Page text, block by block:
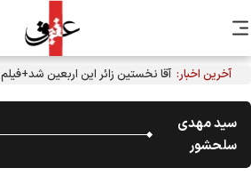
آخرین اخبار: آقا نخستین زائر این اربعین شد+فیلم
سید مهدی
سلحشور